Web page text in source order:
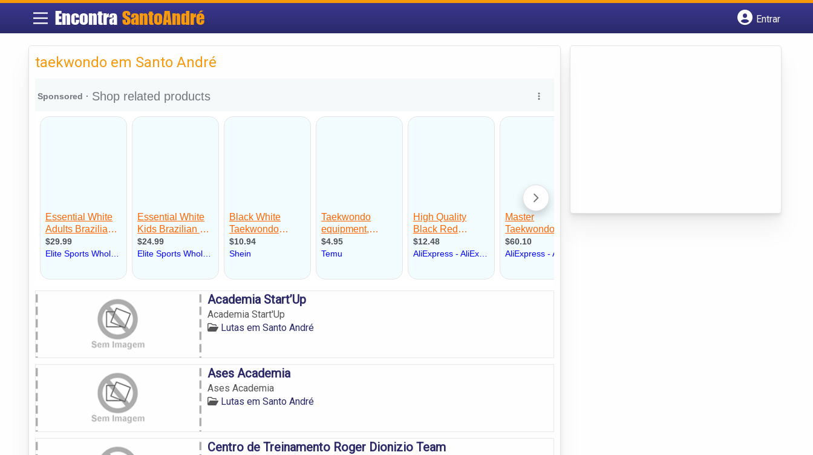
Encontra SantoAndré
Entrar
taekwondo em Santo André
Academia Start’Up
Academia Start'Up
Lutas em Santo André
Ases Academia
Ases Academia
Lutas em Santo André
Centro de Treinamento Roger Dionizio Team